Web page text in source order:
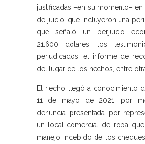
justificadas –en su momento– en
de juicio, que incluyeron una
que señaló un perjuicio
21.600 dólares, los
perjudicados, el informe de
del lugar de los hechos, entre
El hecho llegó a conocimiento
11 de mayo de 2021, por
denuncia presentada por
un local comercial de ropa
manejo indebido de los